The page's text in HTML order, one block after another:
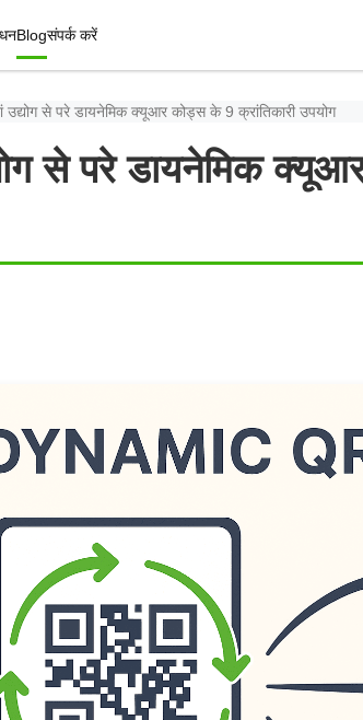
Blogसंपर्क करें
उद्योग से परे डायनेमिक क्यूआर कोड्स के 9 क्रांतिकारी उपयोग
से परे डायनेमिक